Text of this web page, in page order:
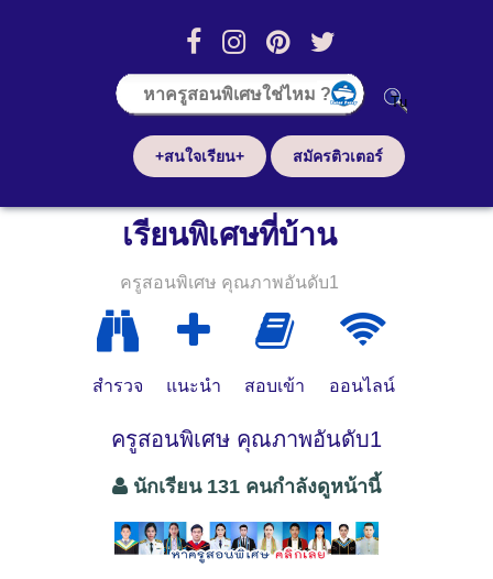
+สนใจเรียน+ สมัครติวเตอร์
เรียนพิเศษที่บ้าน
ครูสอนพิเศษ คุณภาพอันดับ1
สำรวจ แนะนำ สอบเข้า ออนไลน์
ครูสอนพิเศษ คุณภาพอันดับ1
นักเรียน 131 คนกำลังดูหน้านี้